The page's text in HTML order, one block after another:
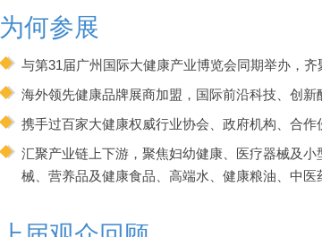
为何参展
与第31届广州国际大健康产业博览会同期举办，
海外领先健康品牌展商加盟，国际前沿科技、创
携手过百家大健康权威行业协会、政府机构、合
汇聚产业链上下游，聚焦妇幼健康、医疗器械及
械、营养品及健康食品、高端水、健康粮油、中医